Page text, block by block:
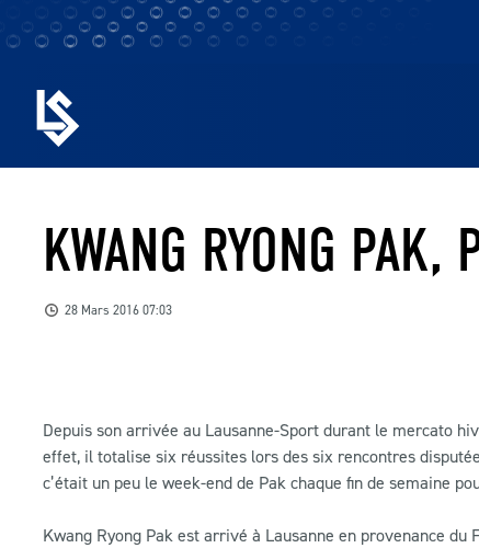
KWANG RYONG PAK,
28 Mars 2016 07:03
Depuis son arrivée au Lausanne-Sport durant le mercato
effet, il totalise six réussites lors des six rencontres
c’était un peu le week-end de Pak chaque fin de semaine
Kwang Ryong Pak est arrivé à Lausanne en provenance